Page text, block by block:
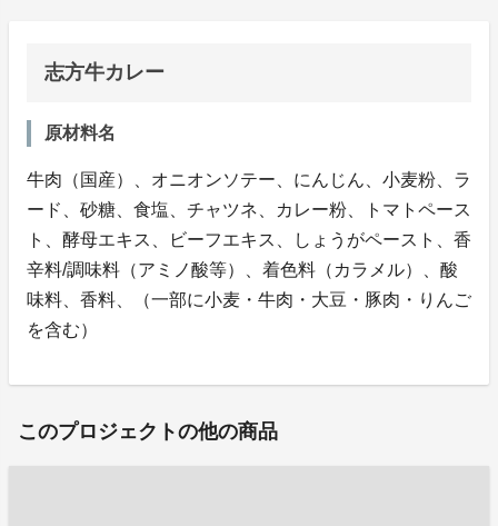
志方牛カレー
原材料名
牛肉（国産）、オニオンソテー、にんじん、小麦粉、ラ
ード、砂糖、食塩、チャツネ、カレー粉、トマトペース
ト、酵母エキス、ビーフエキス、しょうがペースト、香
辛料/調味料（アミノ酸等）、着色料（カラメル）、酸
味料、香料、（一部に小麦・牛肉・大豆・豚肉・りんご
を含む）
このプロジェクトの他の商品